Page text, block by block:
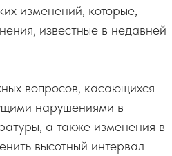
изменений, которые,
известные в недавней
вопросов, касающихся
нарушениями в
а также изменения в
высотный интервал